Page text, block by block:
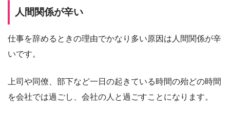
人間関係が辛い
仕事を辞めるときの理由でかなり多い原因は人間関係が辛
いです。
上司や同僚、部下など一日の起きている時間の殆どの時間
を会社では過ごし、会社の人と過ごすことになります。